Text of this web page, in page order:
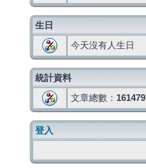
生日
今天沒有人生日
統計資料
文章總數： 161479
登入